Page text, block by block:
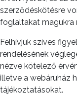
szerződéskötésre
foglaltakat magukra
Felhívjuk szíves
rendelésének
nézve kötelező
illetve a webáruház
tájékoztatásokat.